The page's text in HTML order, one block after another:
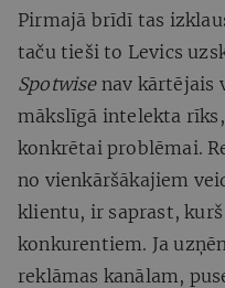
Pirmajā brīdī tas
taču tieši to Levics
Spotwisenav kārtējais
mākslīgā intelekta
konkrētai problēmai.
no vienkāršākajiem
klientu, ir saprast,
konkurentiem. Ja
reklāmas kanālam,